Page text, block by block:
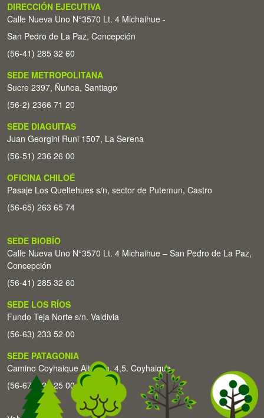
DIRECCIÓN EJECUTIVA
Calle Nueva Uno N°3570 Lt. 4 Michaihue -
San Pedro de La Paz, Concepción
(56-41) 285 32 60
SEDE METROPOLITANA
Sucre 2397, Ñuñoa, Santiago
(56-2) 2366 71 20
SEDE DIAGUITAS
Juan Georgini Runi 1507, La Serena
(56-51) 236 26 00
OFICINA CHILOÉ
Pasaje Los Queltehues s/n, sector de Putemun, Castro
(56-65) 263 65 74
SEDE BIOBÍO
Calle Nueva Uno N°3570 Lt. 4 Michaihue – San Pedro de La Paz,
Concepción
(56-41) 285 32 60
SEDE LOS RÍOS
Fundo Teja Norte s/n. Valdivia
(56-63) 233 52 00
SEDE PATAGONIA
Camino Coyhaique Alto Km. 4,5. Coyhaique
(56-67) 226 25 00